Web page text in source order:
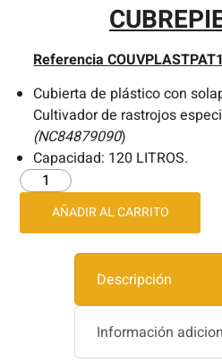
Referencia
Cubierta de plástico con
Cultivador de rastrojos
(NC84879090)
Capacidad: 120 LITROS.
AÑADIR AL CARRITO
Descripción
Información